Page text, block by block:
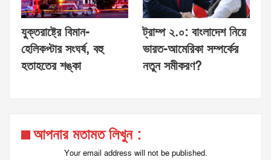
যুক্তরাষ্ট্রে বিমান-
হেলিকপ্টার সংঘর্ষ, বহু
হতাহতের শঙ্কা
ট্রাম্প ২.০: বাংলাদেশ নিয়ে
ভারত-আমেরিকা সম্পর্কের
নতুন সমীকরণ?
আপনার মতামত লিখুন :
Your email address will not be published.